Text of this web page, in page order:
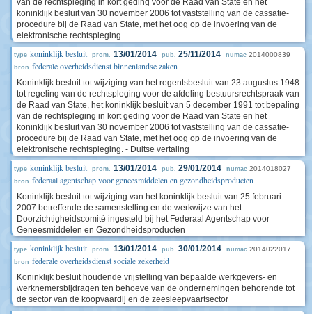
van de rechtspleging in kort geding voor de Raad van State en het
koninklijk besluit van 30 november 2006 tot vaststelling van de cassatie-
procedure bij de Raad van State, met het oog op de invoering van de
elektronische rechtspleging
type koninklijk besluit prom. 13/01/2014 pub. 25/11/2014 numac 2014000839
bron federale overheidsdienst binnenlandse zaken
Koninklijk besluit tot wijziging van het regentsbesluit van 23 augustus 1948
tot regeling van de rechtspleging voor de afdeling bestuursrechtspraak van
de Raad van State, het koninklijk besluit van 5 december 1991 tot bepaling
van de rechtspleging in kort geding voor de Raad van State en het
koninklijk besluit van 30 november 2006 tot vaststelling van de cassatie-
procedure bij de Raad van State, met het oog op de invoering van de
elektronische rechtspleging. - Duitse vertaling
type koninklijk besluit prom. 13/01/2014 pub. 29/01/2014 numac 2014018027
bron federaal agentschap voor geneesmiddelen en gezondheidsproducten
Koninklijk besluit tot wijziging van het koninklijk besluit van 25 februari
2007 betreffende de samenstelling en de werkwijze van het
Doorzichtigheidscomité ingesteld bij het Federaal Agentschap voor
Geneesmiddelen en Gezondheidsproducten
type koninklijk besluit prom. 13/01/2014 pub. 30/01/2014 numac 2014022017
bron federale overheidsdienst sociale zekerheid
Koninklijk besluit houdende vrijstelling van bepaalde werkgevers- en
werknemersbijdragen ten behoeve van de ondernemingen behorende tot
de sector van de koopvaardij en de zeesleepvaartsector